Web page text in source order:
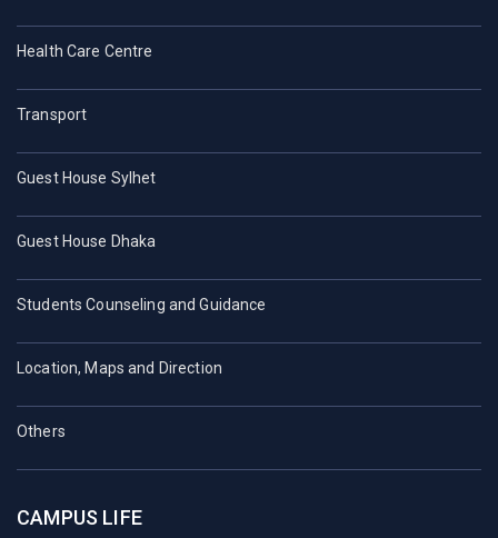
Health Care Centre
Transport
Guest House Sylhet
Guest House Dhaka
Students Counseling and Guidance
Location, Maps and Direction
Others
CAMPUS LIFE